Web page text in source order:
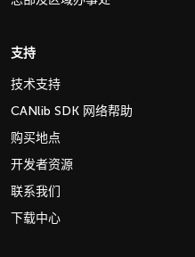
支持
技术支持
CANlib SDK 网络帮助
购买地点
开发者资源
联系我们
下载中心